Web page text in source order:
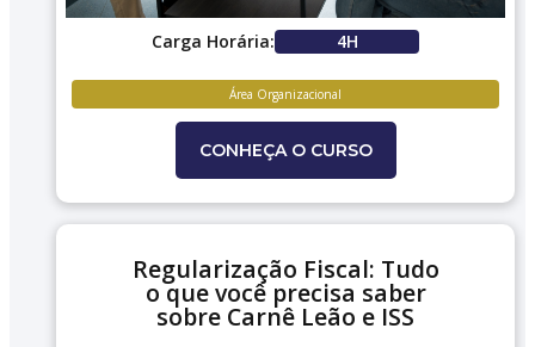
Carga Horária: 4H
Área Organizacional
CONHEÇA O CURSO
Regularização Fiscal: Tudo
o que você precisa saber
sobre Carnê Leão e ISS